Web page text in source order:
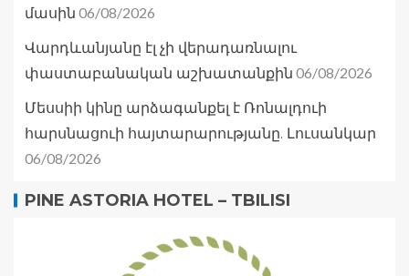
մասին 06/08/2026
Վարդևանյանը էլ չի վերադառնալու
փաստաբանական աշխատանքին 06/08/2026
Մեսսիի կինը արձագանքել է Ռոնալդուի
հարսնացուի հայտարարությանը. Լուսանկար
06/08/2026
PINE ASTORIA HOTEL – TBILISI